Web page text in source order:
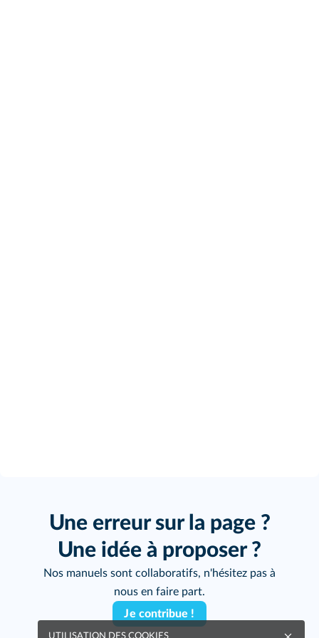
Une erreur sur la page ?
Une idée à proposer ?
Nos manuels sont collaboratifs, n'hésitez pas à
nous en faire part.
Je contribue !